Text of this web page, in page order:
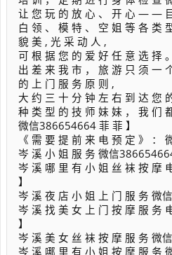
让 您 玩 的 放 心 、 开 心 — —
白 领 、 模 特 、 空 姐 等 各 类
貌 美 , 光 采 动 人 ,
可 根 据 您 的 爱 好 任 意 选 择
出 差 来 我 市 ， 旅 游 只 须 一
的 上 门 服 务 原 则 ,
大 约 三 十 分 钟 左 右 到 达 您
种 类 型 的 技 师 妹 妹 ， 我 们
微信386654664 菲 菲 】
《 需 要 提 前 来 电 预 定 》 ：
岑 溪 小 姐 服 务 微信
岑 溪 哪 里 有 小 姐 丝 袜 按 摩
】
岑 溪 夜 店 小 姐 上 门 服 务 微
岑 溪 找 美 女 上 门 按 摩 服 务
】
岑 溪 美 女 丝 袜 按 摩 服 务 微
岑 溪 哪 里 有 小 姐 按 摩 服 务